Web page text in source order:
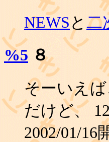
NEWSと 二
%5 ８
そーいえば
だけど、
2002/01/